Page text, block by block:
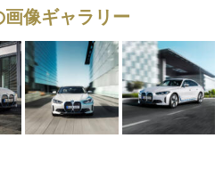
画像ギャラリー